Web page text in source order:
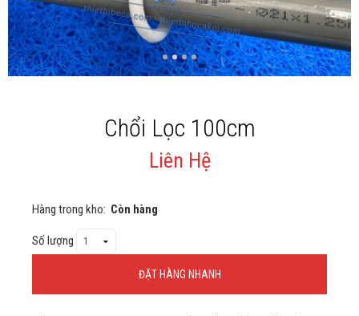
Chổi Lọc 100cm
Liên Hệ
Hàng trong kho: Còn hàng
Số lượng
ĐẶT HÀNG NHANH
Giới thiệu
Liên Hệ